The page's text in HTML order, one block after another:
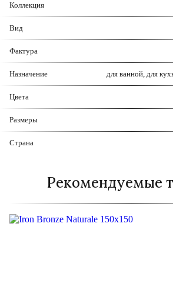
Коллекция
Вид
Фактура
Назначение для ванной, для
Цвета
Размеры
Страна
Рекомендуемые